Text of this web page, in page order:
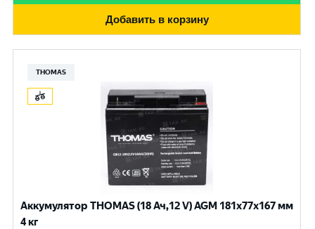
Добавить в корзину
THOMAS
Аккумулятор THOMAS (18 Ач,12 V) AGM 181x77x167 мм
4 кг